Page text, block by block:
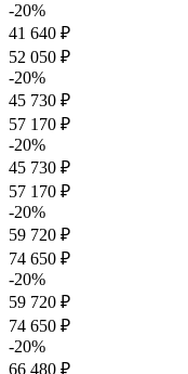
-20%
41 640 ₽
52 050 ₽
-20%
45 730 ₽
57 170 ₽
-20%
45 730 ₽
57 170 ₽
-20%
59 720 ₽
74 650 ₽
-20%
59 720 ₽
74 650 ₽
-20%
66 480 ₽